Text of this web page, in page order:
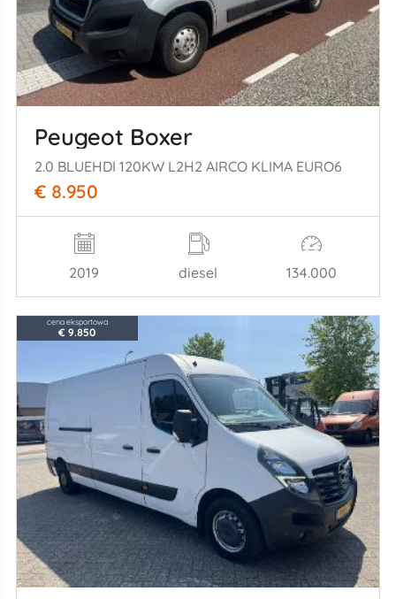
Peugeot Boxer
2.0 BLUEHDI 120KW L2H2 AIRCO KLIMA EURO6
€ 8.950
2019 diesel 134.000
cena eksportowa
€ 9.850